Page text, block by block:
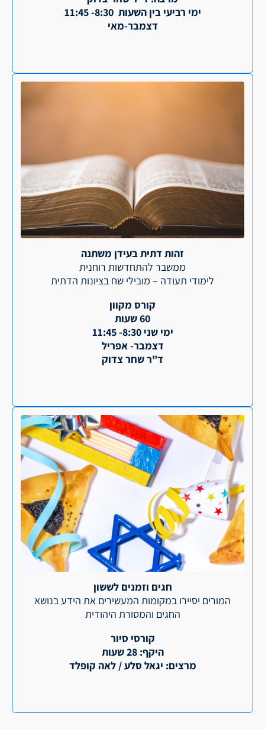
ימי רביעי בין השעות 8:30- 11:45
דצמבר-מאי
זהות דתית בעידן משתנה
ממשבר להתחדשות רוחנית
לימודי תעודה – מובילי שח בציונות הדתית
קורס מקוון
60 שעות
ימי שני 8:30- 11:45
דצמבר- אפריל
ד"ר שחר צדוק
חגים וזמנים לששון
המורים יסיירו במקומות המעשירים את הידע בנושא
החגים והמסורת היהודית
קורסי סיור
היקף: 28 שעות
מרצים: יגאל סלע / לאה קופלד